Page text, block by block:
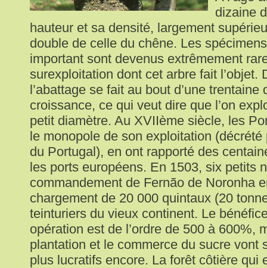
dizaine
hauteur et sa densité, largement
double de celle du chêne. Les
important sont devenus extrêmement
surexploitation dont cet arbre fait l’objet.
l’abattage se fait au bout d’une trentaine
croissance, ce qui veut dire que l’on
petit diamètre. Au XVIIème siècle, les
le monopole de son exploitation
du Portugal), en ont rapporté des
les ports européens. En 1503, six petits
commandement de Fernão de Noronha
chargement de 20 000 quintaux (20
teinturiers du vieux continent. Le
opération est de l’ordre de 500 à 600%,
plantation et le commerce du sucre vont
plus lucratifs encore. La forêt côtière qui